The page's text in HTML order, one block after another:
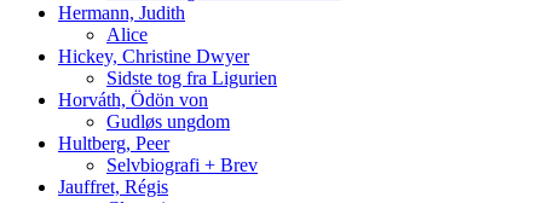
Hermann, Judith
Alice
Hickey, Christine Dwyer
Sidste tog fra Ligurien
Horváth, Ödön von
Gudløs ungdom
Hultberg, Peer
Selvbiografi + Brev
Jauffret, Régis